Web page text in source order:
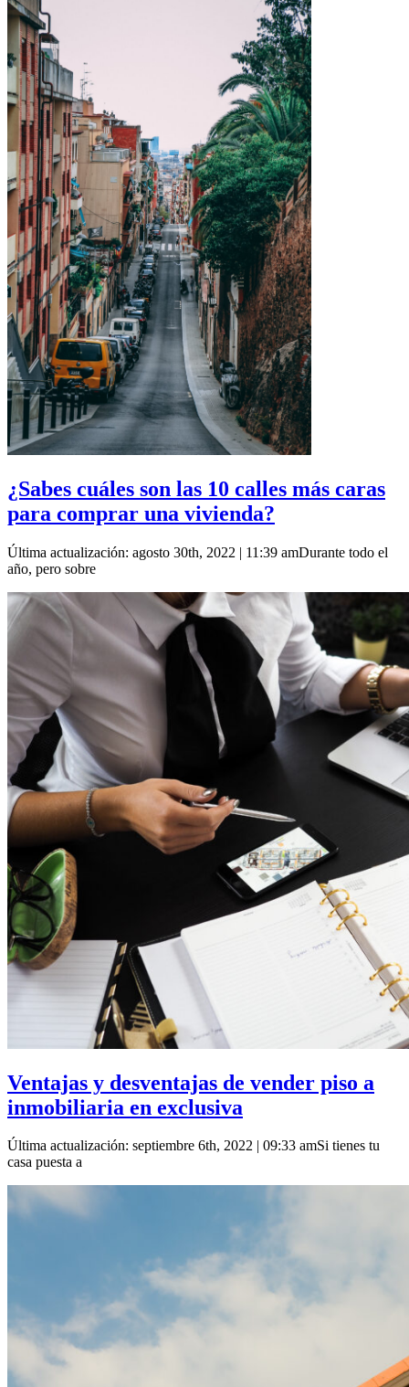
¿Sabes cuáles son las 10 calles más caras
para comprar una vivienda?
Última actualización: agosto 30th, 2022 | 11:39 amDurante todo el
año, pero sobre
Ventajas y desventajas de vender piso a
inmobiliaria en exclusiva
Última actualización: septiembre 6th, 2022 | 09:33 amSi tienes tu
casa puesta a